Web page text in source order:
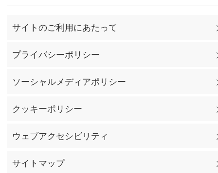
サイトのご利用にあたって
プライバシーポリシー
ソーシャルメディアポリシー
クッキーポリシー
ウェブアクセシビリティ
サイトマップ